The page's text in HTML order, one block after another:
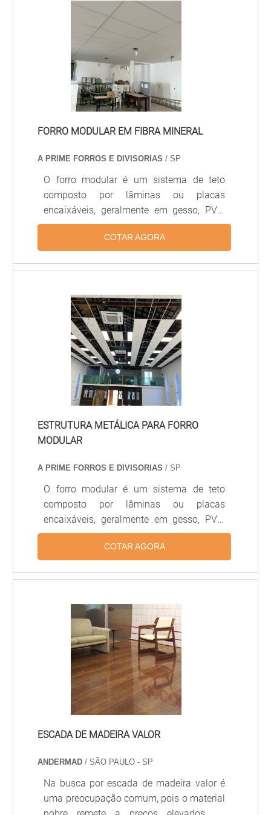
importância que além de buscar por
guarda corpo de madeira preço, avaliar a
procedência do material. Guarda corpo de
madeira preço e utilizaçãoO guarda corpo
trata-se de uma proteção destinada à
meia altura, instalada.
FORRO MODULAR EM FIBRA MINERAL
A PRIME FORROS E DIVISORIAS / SP
O forro modular é um sistema de teto
composto por lâminas ou placas
encaixáveis, geralmente em gesso, PVC,
alumínio ou fibra mineral, projetado para
facilitar a instalação, manutenção e
Proporciona acústica controlada,
sistemas de iluminação e climatização,
sendo amplamente usado em escritórios,
hospitais, lojas e ambientes comerciais.
COTAR AGORA
ESTRUTURA METÁLICA PARA FORRO
MODULAR
A PRIME FORROS E DIVISORIAS / SP
O forro modular é um sistema de teto
composto por lâminas ou placas
encaixáveis, geralmente em gesso, PVC,
alumínio ou fibra mineral, projetado para
facilitar a instalação, manutenção e
Proporciona acústica controlada,
sistemas de iluminação e climatização,
sendo amplamente usado em escritórios,
hospitais, lojas e ambientes comerciais.
COTAR AGORA
ESCADA DE MADEIRA VALOR
ANDERMAD / SÃO PAULO - SP
Na busca por escada de madeira valor é
uma preocupação comum, pois o material